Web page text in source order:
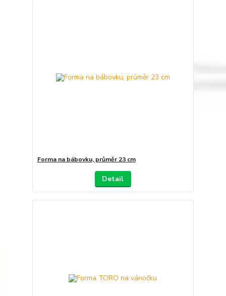
Forma na bábovku, průměr 23 cm
Detail